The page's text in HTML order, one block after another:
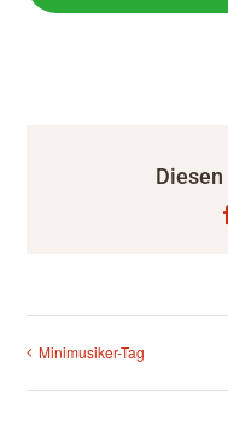
Minimusiker-Tag